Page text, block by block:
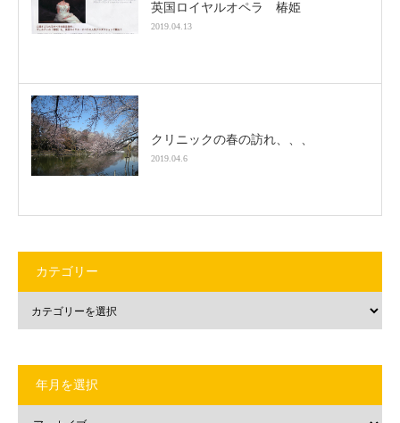
英国ロイヤルオペラ 椿姫
2019.04.13
クリニックの春の訪れ、、、
2019.04.6
カテゴリー
年月を選択